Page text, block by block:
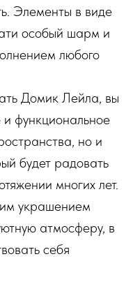
Элементы в виде
особый шарм и
любого
Домик Лейла, вы
и функциональное
но и
будет радовать
многих лет.
украшением
атмосферу, в
себя